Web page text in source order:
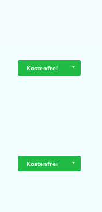
Kostenfrei
Kostenfrei